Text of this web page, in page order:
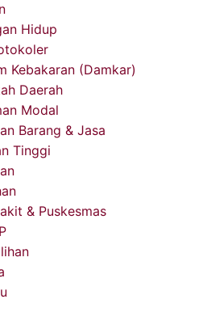
Hidup
Kebakaran (Damkar)
Daerah
Modal
Barang & Jasa
Tinggi
& Puskesmas